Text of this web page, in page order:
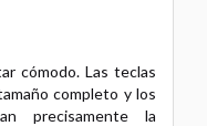
cómodo. Las teclas
completo y los
precisamente la